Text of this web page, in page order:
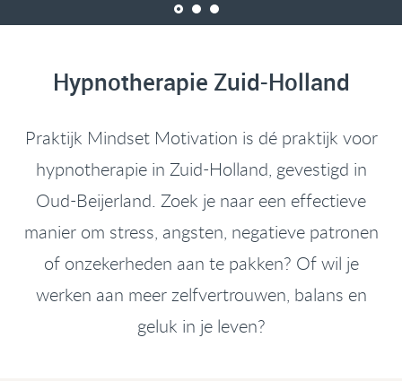
Hypnotherapie Zuid-Holland
Praktijk Mindset Motivation is dé praktijk voor
hypnotherapie in Zuid-Holland, gevestigd in
Oud-Beijerland. Zoek je naar een effectieve
manier om stress, angsten, negatieve patronen
of onzekerheden aan te pakken? Of wil je
werken aan meer zelfvertrouwen, balans en
geluk in je leven?